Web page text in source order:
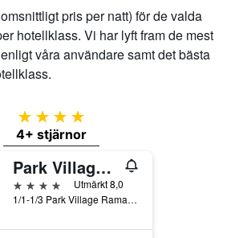
pris per natt) för de valda
hotellklass. Vi har lyft fram de mest
våra användare samt det bästa
4 stjärnor
4+ stjärnor
Park Village Rama II
4 stjärnor
Utmärkt 8,0
1/1-1/3 Park Village Rama 2, Soi Rama 2 Soi 56, Samaedum, Bangkhunthian, Bangkok, Thailand